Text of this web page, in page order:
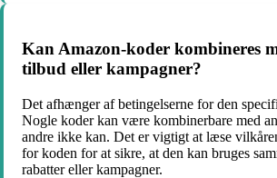
Kan Amazon-koder kombineres
tilbud eller kampagner?
Det afhænger af betingelserne for den
Nogle koder kan være kombinerbare med
andre ikke kan. Det er vigtigt at læse
for koden for at sikre, at den kan bruges
rabatter eller kampagner.